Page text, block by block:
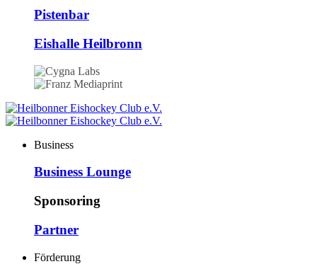
Pistenbar
Eishalle Heilbronn
Business
Business Lounge
Sponsoring
Partner
Förderung